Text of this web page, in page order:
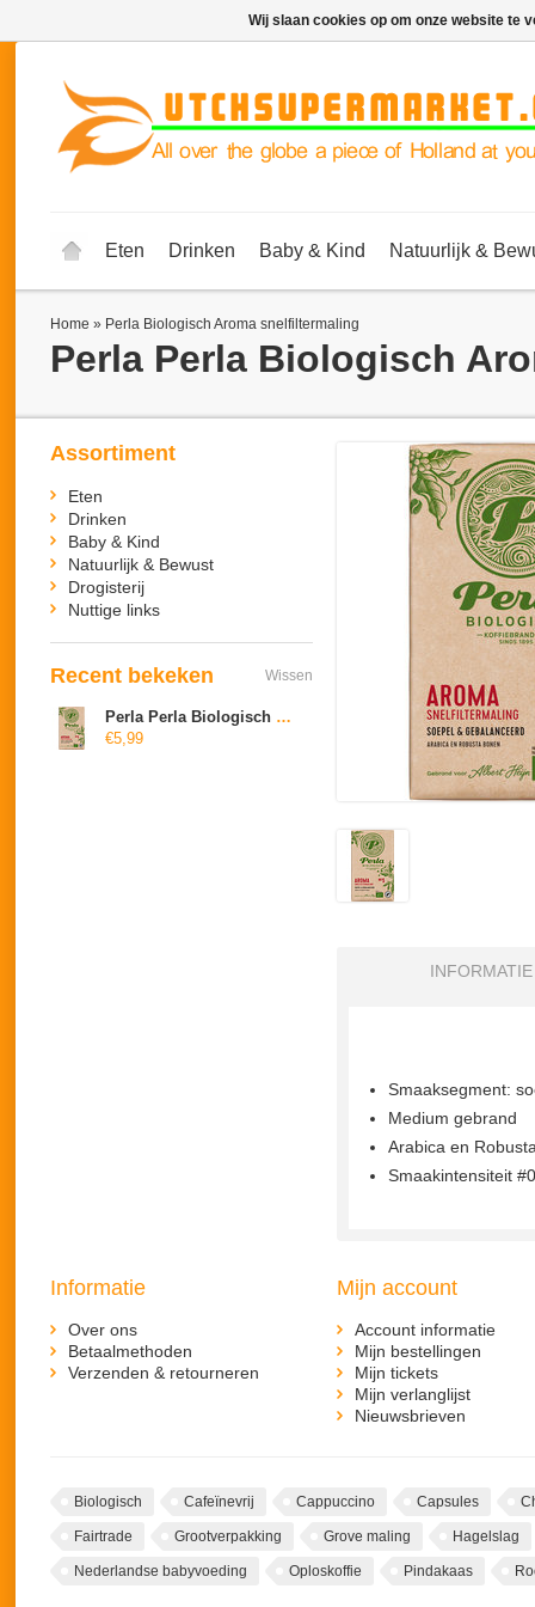
Eten Drinken Baby & Kind Natuurlijk &
Home » Perla Biologisch Aroma snelfiltermaling
Perla Perla Biologisch
INFORMATIE
Smaaksegment:
Medium gebrand
Arabica en
Smaakintensiteit
Assortiment
Eten
Drinken
Baby & Kind
Natuurlijk & Bewust
Drogisterij
Nuttige links
Recent bekeken Wissen
Perla Perla Biologisch Aroma snelfiltermaling
€5,99
Informatie
Over ons
Betaalmethoden
Verzenden & retourneren
Mijn account
Account informatie
Mijn bestellingen
Mijn tickets
Mijn verlanglijst
Nieuwsbrieven
Biologisch Cafeïnevrij Cappuccino Capsules
Fairtrade Grootverpakking Grove maling Hagelslag
Nederlandse babyvoeding Oploskoffie Pindakaas
Wij slaan cookies op om onze website te